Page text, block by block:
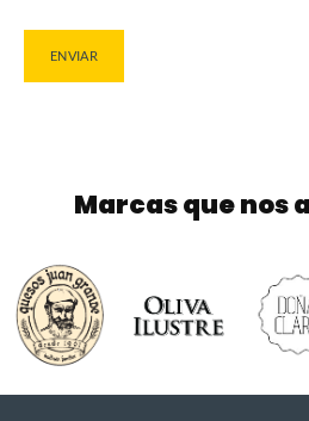
Marcas que nos